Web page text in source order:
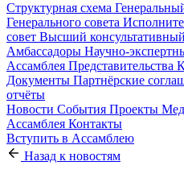
Структурная схема
Генерального совета
совет Высший
Амбассадоры Научно-
Ассамблея Представительства
Документы Партнёрские
отчёты
Новости События Проекты
Ассамблея Контакты
Вступить в Ассамблею
Назад к новостям